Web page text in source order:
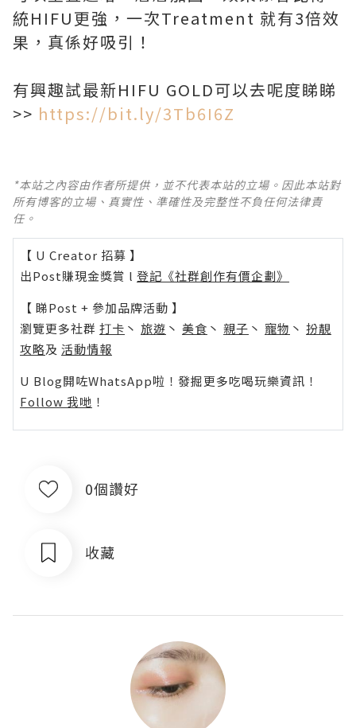
統HIFU更強，一次Treatment 就有3倍效
果，真係好吸引！
有興趣試最新HIFU GOLD可以去呢度睇睇
>> https://bit.ly/3Tb6I6Z
*本站之內容由作者所提供，並不代表本站的立場。因此本站對
所有博客的立場、真實性、準確性及完整性不負任何法律責
任。
【 U Creator 招募 】
出Post賺現金獎賞 l 登記《社群創作有價企劃》
【 睇Post + 參加品牌活動 】
瀏覽更多社群 打卡 丶 旅遊 丶 美食 丶 親子 丶 寵物 丶 扮靚
攻略及 活動情報
U Blog開咗WhatsApp啦！發掘更多吃喝玩樂資訊！
Follow 我哋 ！
0個讚好
收藏